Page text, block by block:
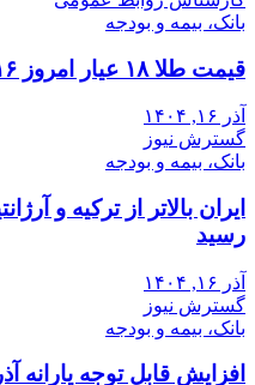
بانک، بیمه و بودجه
قیمت طلا ۱۸ عیار امروز ۱۶ آذر اعلام شد + جدول
آذر ۱۶, ۱۴۰۴
گسترش نیوز
بانک، بیمه و بودجه
ایران بالاتر از ترکیه و
رسید
آذر ۱۶, ۱۴۰۴
گسترش نیوز
بانک، بیمه و بودجه